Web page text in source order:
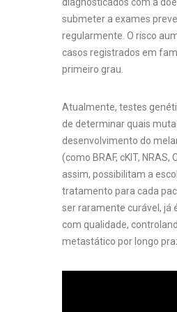
submeter a exames
regularmente. O risco
casos registrados em
primeiro grau.
Atualmente, testes
de determinar quais
desenvolvimento do
(como BRAF, cKIT, NRAS,
assim, possibilitam a
tratamento para cada
ser raramente curável, já
com qualidade,
metastático por longo